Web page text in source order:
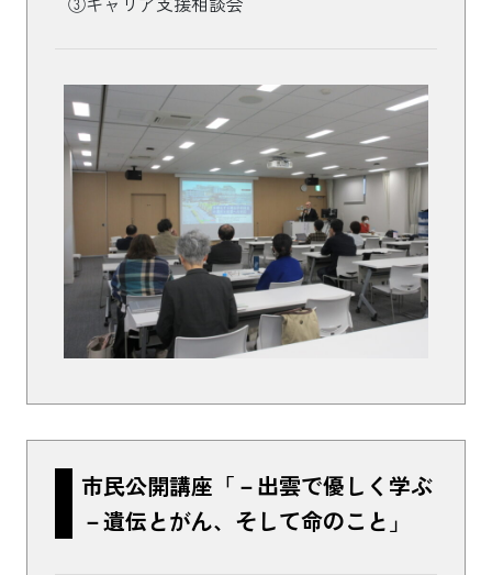
市民公開講座「－出雲で優しく学ぶ
－遺伝とがん、そして命のこと」